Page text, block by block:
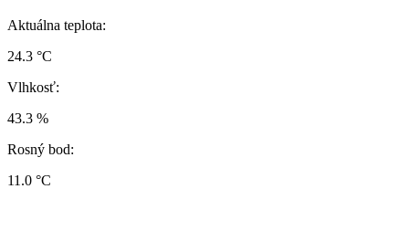
Aktuálna teplota:
24.3 °C
Vlhkosť:
43.3 %
Rosný bod:
11.0 °C